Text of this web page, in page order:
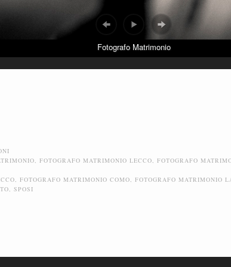
Fotografo Matrimonio
, FOTOGRAFO MATRIMONIO LECCO, FOTOGRAFO
, FOTOGRAFO MATRIMONIO COMO, FOTOGRAFO MATRIMONIO
, SPOSI